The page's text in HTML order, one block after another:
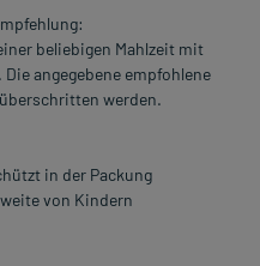
beliebigen Mahlzeit mit
angegebene empfohlene
werden.
in der Packung
von Kindern